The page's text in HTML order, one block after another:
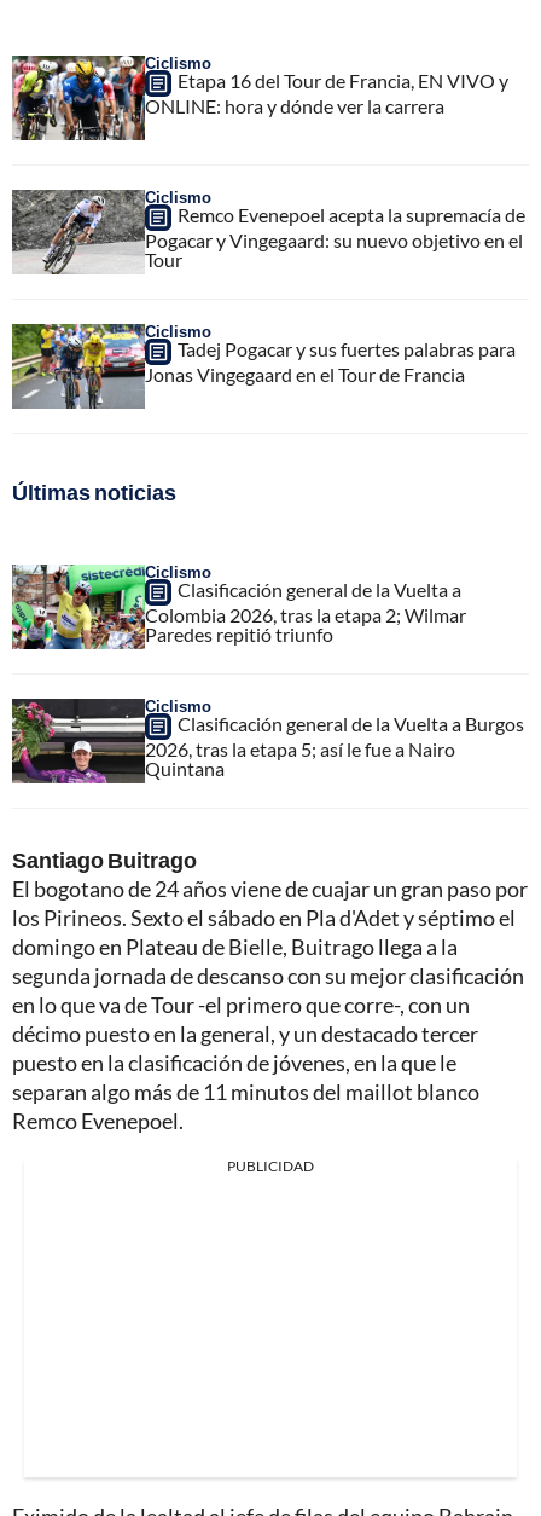
Ciclismo
Etapa 16 del Tour de Francia, EN VIVO y
ONLINE: hora y dónde ver la carrera
Ciclismo
Remco Evenepoel acepta la supremacía de
Pogacar y Vingegaard: su nuevo objetivo en el
Tour
Ciclismo
Tadej Pogacar y sus fuertes palabras para
Jonas Vingegaard en el Tour de Francia
Últimas noticias
Ciclismo
Clasificación general de la Vuelta a
Colombia 2026, tras la etapa 2; Wilmar
Paredes repitió triunfo
Ciclismo
Clasificación general de la Vuelta a Burgos
2026, tras la etapa 5; así le fue a Nairo
Quintana
Santiago Buitrago
El bogotano de 24 años viene de cuajar un gran paso por
los Pirineos. Sexto el sábado en Pla d'Adet y séptimo el
domingo en Plateau de Bielle, Buitrago llega a la
segunda jornada de descanso con su mejor clasificación
en lo que va de Tour -el primero que corre-, con un
décimo puesto en la general, y un destacado tercer
puesto en la clasificación de jóvenes, en la que le
separan algo más de 11 minutos del maillot blanco
Remco Evenepoel.
PUBLICIDAD